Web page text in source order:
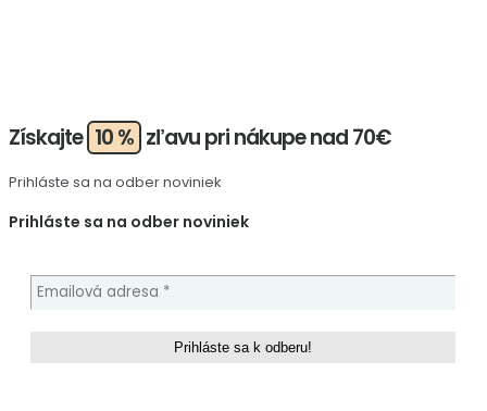
Získajte 10 % zľavu pri nákupe nad 70€
Prihláste sa na odber noviniek
Prihláste sa na odber noviniek